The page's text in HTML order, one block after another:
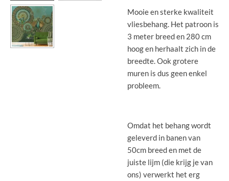
Mooie en sterke kwaliteit
vliesbehang. Het patroon is
3 meter breed en 280 cm
hoog en herhaalt zich in de
breedte. Ook grotere
muren is dus geen enkel
probleem.
Omdat het behang wordt
geleverd in banen van
50cm breed en met de
juiste lijm (die krijg je van
ons) verwerkt het erg